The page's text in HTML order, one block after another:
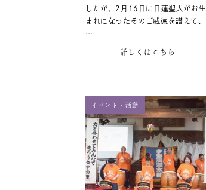
したが、2月16日に日蓮聖人がお生
まれになったそのご威徳を讃えて、
…
詳しくはこちら
イベント・活動